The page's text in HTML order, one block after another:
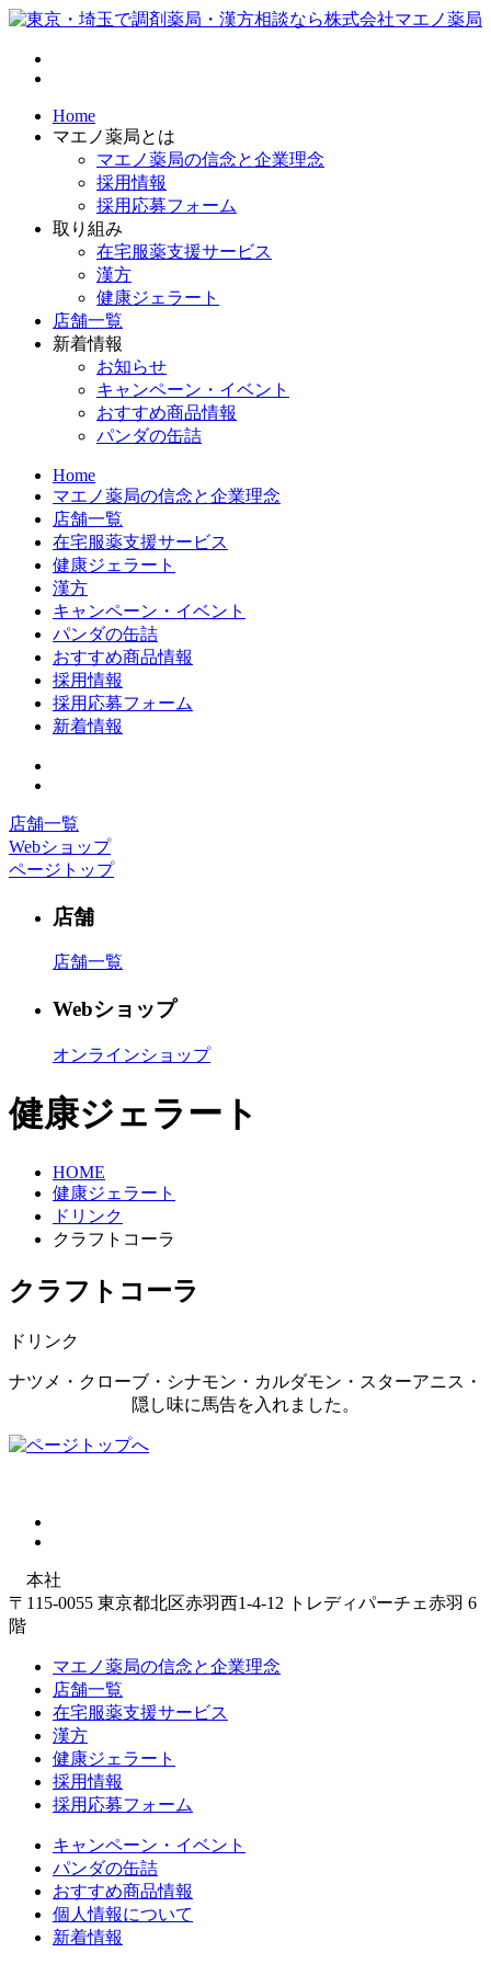
Home
マエノ薬局とは
マエノ薬局の信念と企業理念
採用情報
採用応募フォーム
取り組み
在宅服薬支援サービス
漢方
健康ジェラート
店舗一覧
新着情報
お知らせ
キャンペーン・イベント
おすすめ商品情報
パンダの缶詰
Home
マエノ薬局の信念と企業理念
店舗一覧
在宅服薬支援サービス
健康ジェラート
漢方
キャンペーン・イベント
パンダの缶詰
おすすめ商品情報
採用情報
採用応募フォーム
新着情報
店舗一覧
Webショップ
ページトップ
店舗
店舗一覧
Webショップ
オンラインショップ
健康ジェラート
HOME
健康ジェラート
ドリンク
クラフトコーラ
クラフトコーラ
ドリンク
ナツメ・クローブ・シナモン・カルダモン・スターアニス・
隠し味に馬告を入れました。
本社
〒115-0055 東京都北区赤羽西1-4-12 トレディパーチェ赤羽 6
階
マエノ薬局の信念と企業理念
店舗一覧
在宅服薬支援サービス
漢方
健康ジェラート
採用情報
採用応募フォーム
キャンペーン・イベント
パンダの缶詰
おすすめ商品情報
個人情報について
新着情報